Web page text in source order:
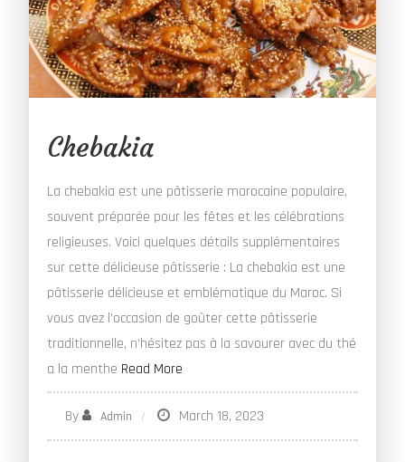
Chebakia
La chebakia est une pâtisserie marocaine populaire,
souvent préparée pour les fêtes et les célébrations
religieuses. Voici quelques détails supplémentaires
sur cette délicieuse pâtisserie : La chebakia est une
pâtisserie délicieuse et emblématique du Maroc. Si
vous avez l’occasion de goûter cette pâtisserie
traditionnelle, n’hésitez pas à la savourer avec du thé
a la menthe Read More
By Admin March 18, 2023